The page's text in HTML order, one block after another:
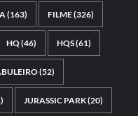
(163) FILME(326)
HQ(46) HQS(61)
(52)
JURASSIC PARK(20)